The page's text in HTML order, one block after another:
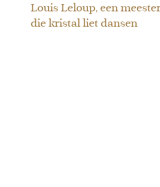
Louis Leloup, een
die kristal liet dansen